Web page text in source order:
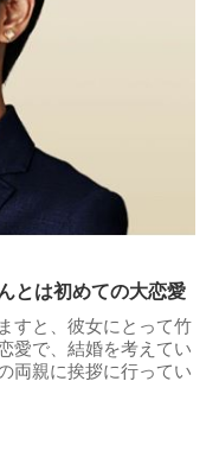
とは初めての大恋愛
すと、彼女にとって竹
愛で、結婚を考えてい
両親に挨拶に行ってい